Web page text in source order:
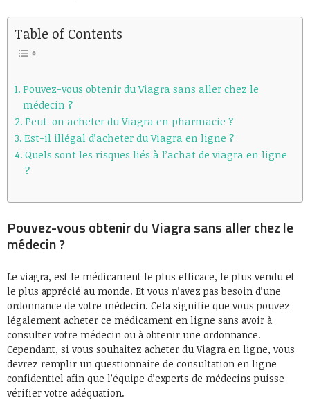
Table of Contents
Pouvez-vous obtenir du Viagra sans aller chez le
médecin ?
Peut-on acheter du Viagra en pharmacie ?
Est-il illégal d’acheter du Viagra en ligne ?
Quels sont les risques liés à l’achat de viagra en ligne
?
Pouvez-vous obtenir du Viagra sans aller chez le
médecin ?
Le viagra, est le médicament le plus efficace, le plus vendu et
le plus apprécié au monde. Et vous n’avez pas besoin d’une
ordonnance de votre médecin. Cela signifie que vous pouvez
légalement acheter ce médicament en ligne sans avoir à
consulter votre médecin ou à obtenir une ordonnance.
Cependant, si vous souhaitez acheter du Viagra en ligne, vous
devrez remplir un questionnaire de consultation en ligne
confidentiel afin que l’équipe d’experts de médecins puisse
vérifier votre adéquation.